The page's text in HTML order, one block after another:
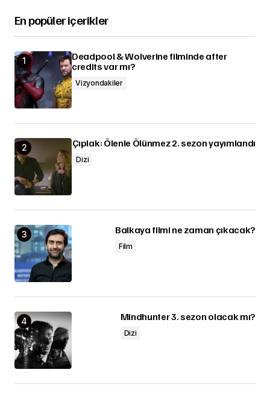
En popüler içerikler
Deadpool & Wolverine filminde after
credits var mı?
Vizyondakiler
Çıplak: Ölenle Ölünmez 2. sezon yayımlandı
Dizi
Balkaya filmi ne zaman çıkacak?
Film
Mindhunter 3. sezon olacak mı?
Dizi